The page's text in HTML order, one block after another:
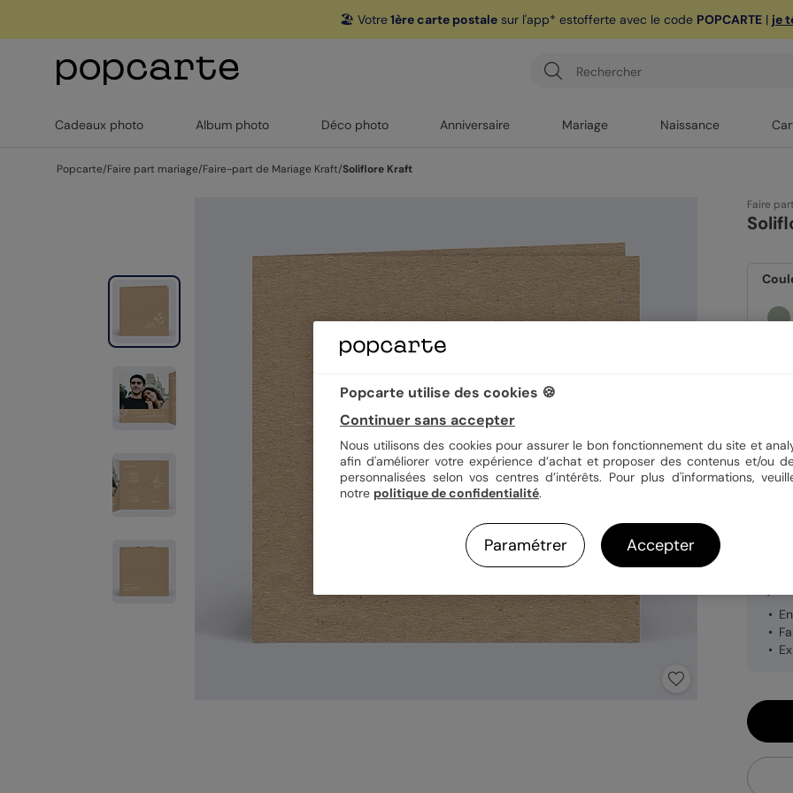
🏖️ Votre1ère carte postalesur l'app* estofferte avec le code POPCARTE| je
Cadeaux photo Album photo Déco photo Anniversaire Mariage Naissance
Popcarte/Faire part mariage/Faire-part de Mariage Kraft/Soliflore Kraft
Faire
Popcarte utilise des cookies 🍪
Continuer sans accepter
Nous utilisons des cookies pour assurer le bon fonctionnement du site et
afin d'améliorer votre expérience d’achat et proposer des contenus et/ou
personnalisées selon vos centres d’intérêts. Pour plus d'informations,
notre politique de confidentialité.
Paramétrer Accepter